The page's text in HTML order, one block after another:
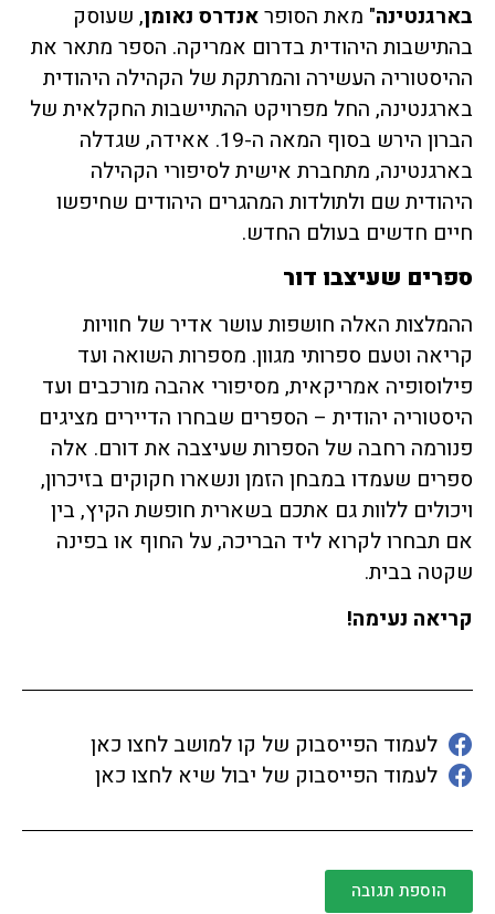
בארגנטינה" מאת הסופראנדרס נאומן, שעוסק
בהתישבות היהודית בדרום אמריקה. הספר מתאר את
ההיסטוריה העשירה והמרתקת של הקהילה היהודית
בארגנטינה, החל מפרויקט ההתיישבות החקלאית של
הברון הירש בסוף המאה ה-19. אאידה, שגדלה
בארגנטינה, מתחברת אישית לסיפורי הקהילה
היהודית שם ולתולדות המהגרים היהודים שחיפשו
חיים חדשים בעולם החדש.
ספרים שעיצבו דור
ההמלצות האלה חושפות עושר אדיר של חוויות
קריאה וטעם ספרותי מגוון. מספרות השואה ועד
פילוסופיה אמריקאית, מסיפורי אהבה מורכבים ועד
היסטוריה יהודית – הספרים שבחרו הדיירים מציגים
פנורמה רחבה של הספרות שעיצבה את דורם. אלה
ספרים שעמדו במבחן הזמן ונשארו חקוקים בזיכרון,
ויכולים ללוות גם אתכם בשארית חופשת הקיץ, בין
אם תבחרו לקרוא ליד הבריכה, על החוף או בפינה
שקטה בבית.
קריאה נעימה!
לעמוד הפייסבוק של קו למושב לחצו כאן
לעמוד הפייסבוק של יבול שיא לחצו כאן
הוספת תגובה